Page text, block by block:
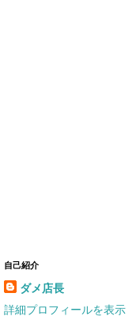
自己紹介
ダメ店長
詳細プロフィールを表示